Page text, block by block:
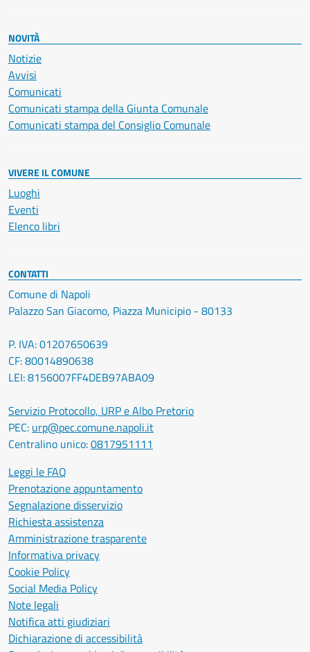
NOVITÀ
Notizie
Avvisi
Comunicati
Comunicati stampa della Giunta Comunale
Comunicati stampa del Consiglio Comunale
VIVERE IL COMUNE
Luoghi
Eventi
Elenco libri
CONTATTI
Comune di Napoli
Palazzo San Giacomo, Piazza Municipio - 80133
P. IVA: 01207650639
CF: 80014890638
LEI: 8156007FF4DEB97ABA09
Servizio Protocollo, URP e Albo Pretorio
PEC: urp@pec.comune.napoli.it
Centralino unico:0817951111
Leggi le FAQ
Prenotazione appuntamento
Segnalazione disservizio
Richiesta assistenza
Amministrazione trasparente
Informativa privacy
Cookie Policy
Social Media Policy
Note legali
Notifica atti giudiziari
Dichiarazione di accessibilità